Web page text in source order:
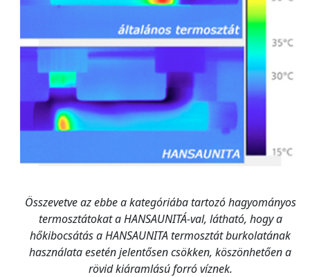
Összevetve az ebbe a kategóriába tartozó hagyományos
termosztátokat a HANSAUNITÁ-val, látható, hogy a
hőkibocsátás a HANSAUNITA termosztát burkolatának
használata esetén jelentősen csökken, köszönhetően a
rövid kiáramlású forró víznek.